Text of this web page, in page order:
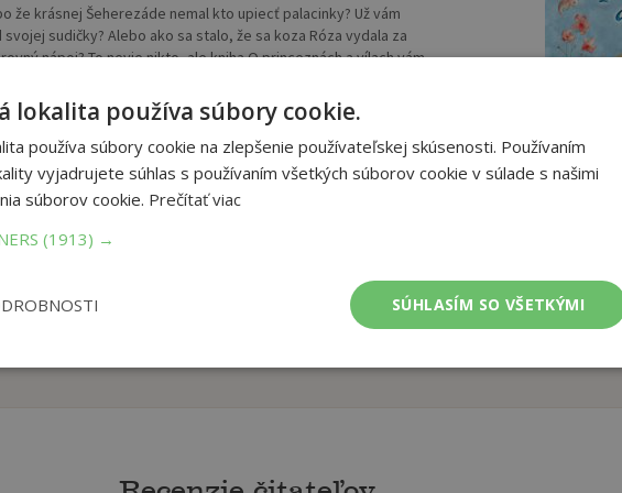
že krásnej Šeherezáde nemal kto upiecť palacinky? Už vám
sudičky? Alebo ako sa stalo, že sa koza Róza vydala za
nápoj? To nevie nikto, ale kniha O princeznách a vílach vám
Pevná bez přebalu lesklá
222x289 mm
701 g
lokalita používa súbory cookie.
používa súbory cookie na zlepšenie používateľskej skúsenosti. Používaním
vyjadrujete súhlas s používaním všetkých súborov cookie v súlade s našimi
súborov cookie. Prečítať viac
(1913) →
SÚHLASÍM SO VŠETKÝMI